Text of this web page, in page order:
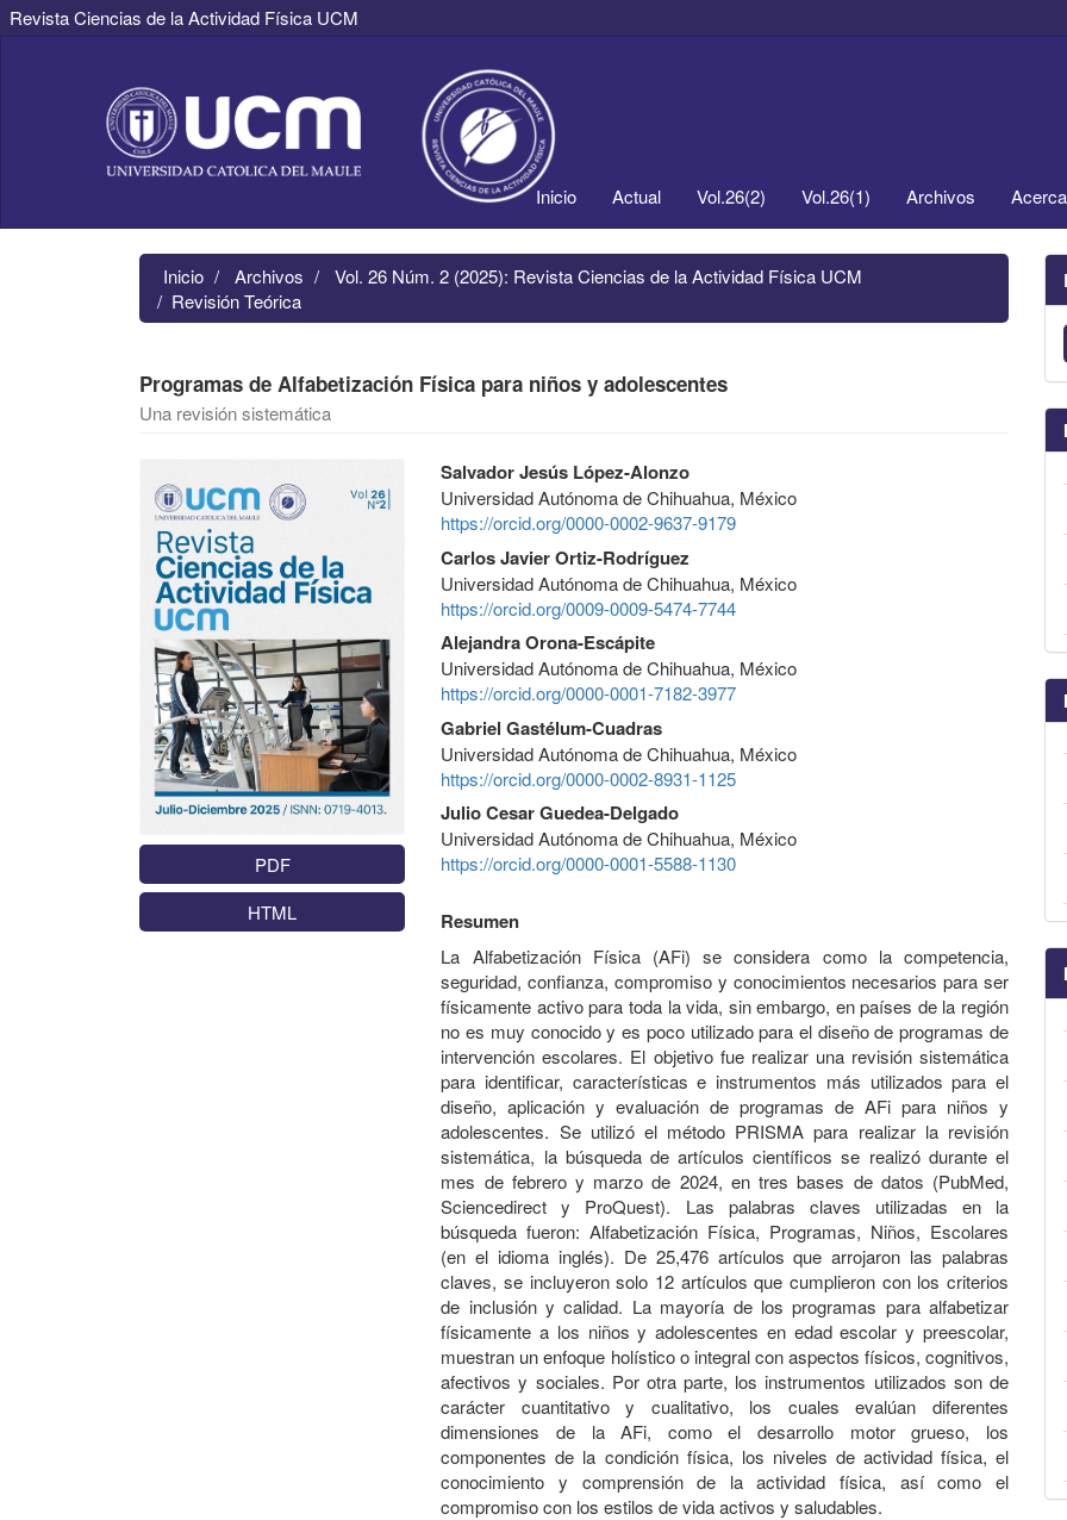
Revista Ciencias de la Actividad Física UCM
Contenido
principal
Inicio Actual Vol.26(2) Vol.26(1) Archivos
Inicio Archivos
Vol. 26 Núm. 2 (2025): Revista Ciencias de la Actividad Física UCM
Revisión Teórica
Programas de Alfabetización Física para niños y adolescentes
Una revisión sistemática
lateral
del
artículo
PDF
HTML
Contenido
principal
del
artículo
Salvador Jesús López-Alonzo
Universidad Autónoma de Chihuahua, México
https://orcid.org/0000-0002-9637-9179
Carlos Javier Ortiz-Rodríguez
Universidad Autónoma de Chihuahua, México
https://orcid.org/0009-0009-5474-7744
Alejandra Orona-Escápite
Universidad Autónoma de Chihuahua, México
https://orcid.org/0000-0001-7182-3977
Gabriel Gastélum-Cuadras
Universidad Autónoma de Chihuahua, México
https://orcid.org/0000-0002-8931-1125
Julio Cesar Guedea-Delgado
Universidad Autónoma de Chihuahua, México
https://orcid.org/0000-0001-5588-1130
Resumen
La Alfabetización Física (AFi) se considera como la competencia,
seguridad, confianza, compromiso y conocimientos necesarios para ser
físicamente activo para toda la vida, sin embargo, en países de la región
no es muy conocido y es poco utilizado para el diseño de programas de
intervención escolares. El objetivo fue realizar una revisión sistemática
para identificar, características e instrumentos más utilizados para el
diseño, aplicación y evaluación de programas de AFi para niños y
adolescentes. Se utilizó el método PRISMA para realizar la revisión
sistemática, la búsqueda de artículos científicos se realizó durante el
mes de febrero y marzo de 2024, en tres bases de datos (PubMed,
Sciencedirect y ProQuest). Las palabras claves utilizadas en la
búsqueda fueron: Alfabetización Física, Programas, Niños, Escolares
(en el idioma inglés). De 25,476 artículos que arrojaron las palabras
claves, se incluyeron solo 12 artículos que cumplieron con los criterios
de inclusión y calidad. La mayoría de los programas para alfabetizar
físicamente a los niños y adolescentes en edad escolar y preescolar,
muestran un enfoque holístico o integral con aspectos físicos, cognitivos,
afectivos y sociales. Por otra parte, los instrumentos utilizados son de
carácter cuantitativo y cualitativo, los cuales evalúan diferentes
dimensiones de la AFi, como el desarrollo motor grueso, los
componentes de la condición física, los niveles de actividad física, el
conocimiento y comprensión de la actividad física, así como el
compromiso con los estilos de vida activos y saludables.